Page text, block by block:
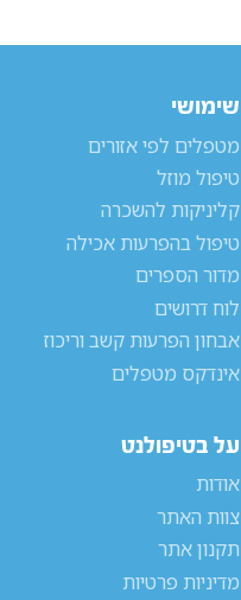
שימושי
מטפלים לפי אזורים
טיפול מוזל
קליניקות להשכרה
טיפול בהפרעות אכילה
מדור הספרים
לוח דרושים
אבחון הפרעות קשב וריכוז
אינדקס מטפלים
על בטיפולנט
אודות
צוות האתר
תקנון אתר
מדיניות פרטיות